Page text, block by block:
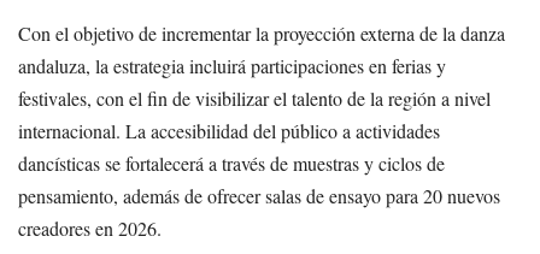
Con el objetivo de incrementar la proyección externa de la danza
andaluza, la estrategia incluirá participaciones en ferias y
festivales, con el fin de visibilizar el talento de la región a nivel
internacional. La accesibilidad del público a actividades
dancísticas se fortalecerá a través de muestras y ciclos de
pensamiento, además de ofrecer salas de ensayo para 20 nuevos
creadores en 2026.